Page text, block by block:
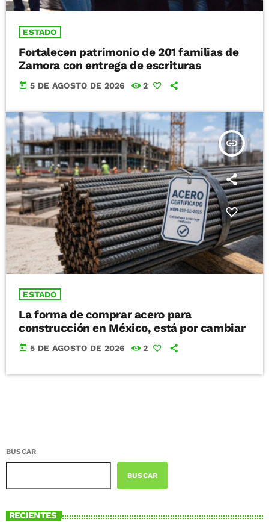
ESTADO
Fortalecen patrimonio de 201 familias de
Zamora con entrega de escrituras
today 5 DE AGOSTO DE 2026 2
insert_link
ESTADO
La forma de comprar acero para
construcción en México, está por cambiar
today 5 DE AGOSTO DE 2026 2
BUSCAR
BUSCAR
RECIENTES